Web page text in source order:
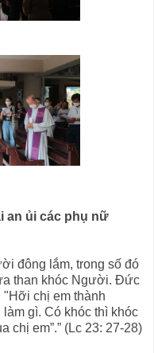
an ủi các phụ nữ
đông lắm, trong số đó
than khóc Người. Ðức
"Hỡi chị em thành
gì. Có khóc thì khóc
chị em”.” (Lc 23: 27-28)